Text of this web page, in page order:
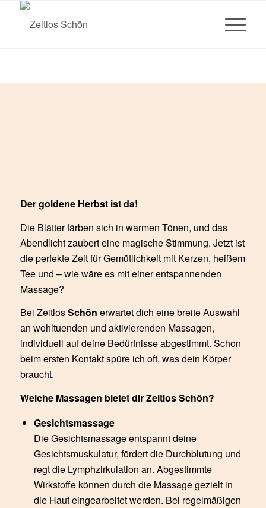
Der goldene Herbst ist da!
Die Blätter färben sich in warmen Tönen, und das
Abendlicht zaubert eine magische Stimmung. Jetzt ist
die perfekte Zeit für Gemütlichkeit mit Kerzen, heißem
Tee und – wie wäre es mit einer entspannenden
Massage?
Bei ZeitlosSchön erwartet dich eine breite Auswahl
an wohltuenden und aktivierenden Massagen,
individuell auf deine Bedürfnisse abgestimmt. Schon
beim ersten Kontakt spüre ich oft, was dein Körper
braucht.
Welche Massagen bietet dir Zeitlos Schön?
Gesichtsmassage
Die Gesichtsmassage entspannt deine
Gesichtsmuskulatur, fördert die Durchblutung und
regt die Lymphzirkulation an. Abgestimmte
Wirkstoffe können durch die Massage gezielt in
die Haut eingearbeitet werden. Bei regelmäßigen